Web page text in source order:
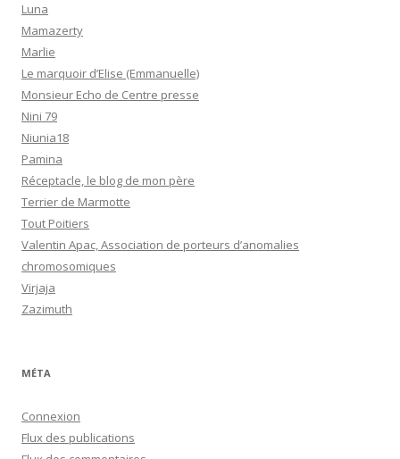
Luna
Mamazerty
Marlie
Le marquoir d’Elise (Emmanuelle)
Monsieur Echo de Centre presse
Nini 79
Niunia18
Pamina
Réceptacle, le blog de mon père
Terrier de Marmotte
Tout Poitiers
Valentin Apac, Association de porteurs d’anomalies
chromosomiques
Virjaja
Zazimuth
MÉTA
Connexion
Flux des publications